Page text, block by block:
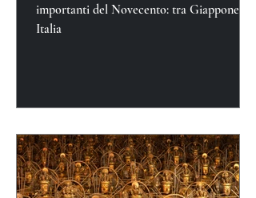
importanti del Novecento: tra Giappone e
Italia